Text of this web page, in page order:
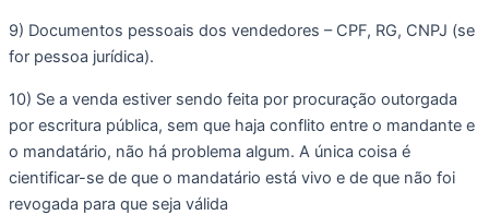
9) Documentos pessoais dos vendedores – CPF, RG, CNPJ (se
for pessoa jurídica).
10) Se a venda estiver sendo feita por procuração outorgada
por escritura pública, sem que haja conflito entre o mandante e
o mandatário, não há problema algum. A única coisa é
cientificar-se de que o mandatário está vivo e de que não foi
revogada para que seja válida